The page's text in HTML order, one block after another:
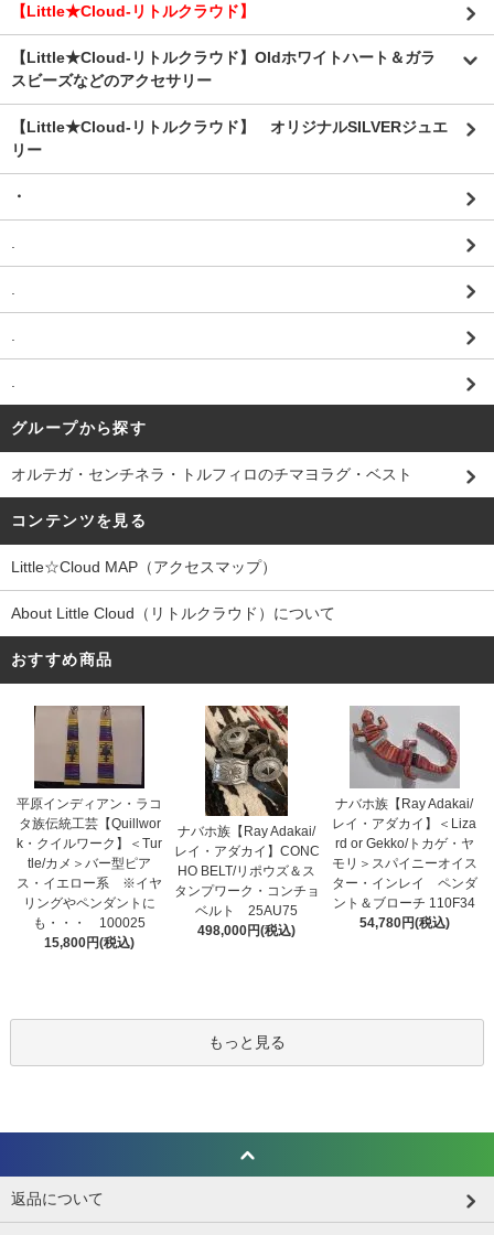
【Little★Cloud-リトルクラウド】
【Little★Cloud-リトルクラウド】Oldホワイトハート＆ガラ
スビーズなどのアクセサリー
【Little★Cloud-リトルクラウド】 オリジナルSILVERジュエ
リー
・
.
.
.
.
グループから探す
オルテガ・センチネラ・トルフィロのチマヨラグ・ベスト
コンテンツを見る
Little☆Cloud MAP（アクセスマップ）
About Little Cloud（リトルクラウド）について
おすすめ商品
平原インディアン・ラコ
タ族伝統工芸【Quillwor
k・クイルワーク】＜Tur
tle/カメ＞バー型ピア
ス・イエロー系 ※イヤ
リングやペンダントに
も・・・ 100025
15,800円(税込)
ナバホ族【Ray Adakai/
レイ・アダカイ】CONC
HO BELT/リポウズ＆ス
タンプワーク・コンチョ
ベルト 25AU75
498,000円(税込)
ナバホ族【Ray Adakai/
レイ・アダカイ】＜Liza
rd or Gekko/トカゲ・ヤ
モリ＞スパイニーオイス
ター・インレイ ペンダ
ント＆ブローチ 110F34
54,780円(税込)
もっと見る
返品について